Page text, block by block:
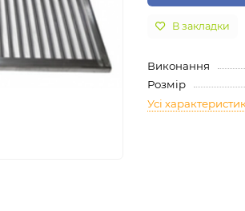
В закладки
Виконання
Розмір
Усі